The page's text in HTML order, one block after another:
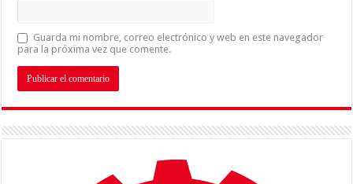
Guarda mi nombre, correo electrónico y web en este navegador
para la próxima vez que comente.